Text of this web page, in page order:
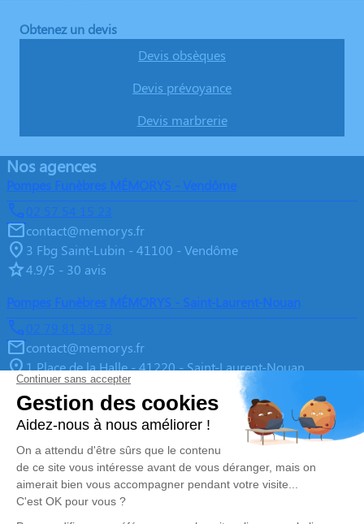
Obtenez un devis
Devis obsèques
Devis prévoyance
Devis marbrerie
Nos agences
Pompes Funèbres MÉMORYS - Vendôme
02 57 54 15 23
contact@memorys.fr
3 Fbg Saint-Lubin - 41100 - Vendôme
4.9/5 - 30 avis
Pompes Funèbres MÉMORYS - Saint-Laurent-Nouan
02 79 81 38 78
contact@memorys.fr
1 Place de la Halle - 41220 - Saint-Laurent-Nouan
4.9/5 - 10 avis
Pompes Funèbres MEMORYS à Blois
02 55 02 46 67
contact@memorys.fr
3 Boulevard de l'Industrie - 41000 - Blois
5/5 - 81 avis